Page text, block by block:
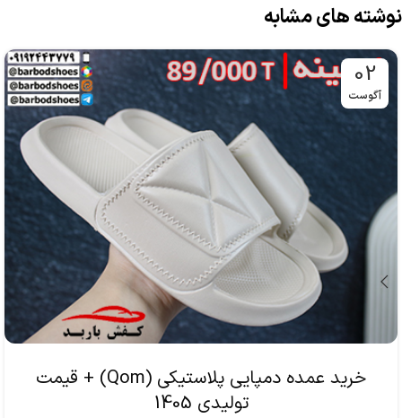
نوشته های مشابه
02
آگوست
خرید عمده دمپایی پلاستیکی (Qom) + قیمت
تولیدی 1405